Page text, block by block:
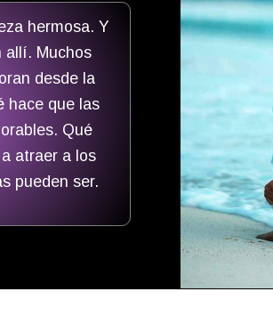
hermosa. Y
allí. Muchos
desde la
hace que las
Qué
atraer a los
pueden ser.